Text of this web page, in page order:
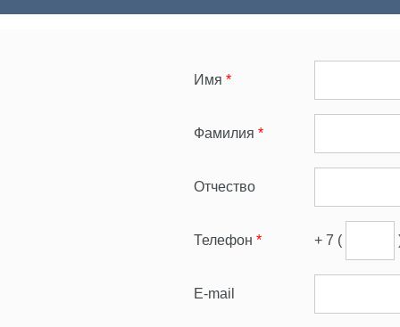
Имя *
Фамилия *
Отчество
Телефон * + 7 (
E-mail